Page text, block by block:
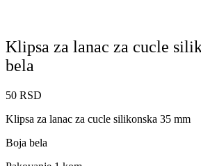
Klipsa za lanac za cucle
bela
50 RSD
Klipsa za lanac za cucle silikonska 35 mm
Boja bela